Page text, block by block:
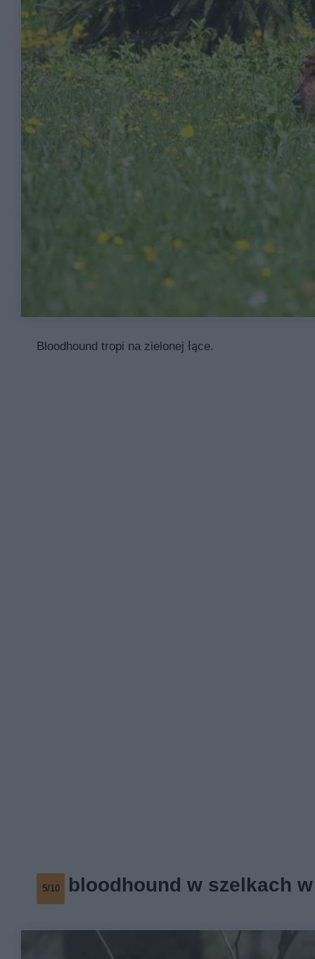
Bloodhound tropi na zielonej łące.
5/10 bloodhound w szelkach